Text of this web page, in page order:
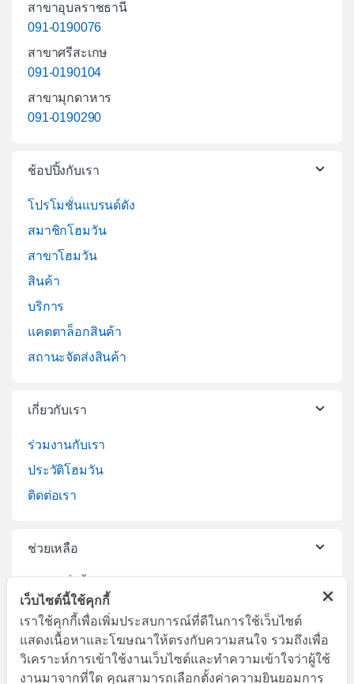
สาขาอุบลราชธานี
091-0190076
สาขาศรีสะเกษ
091-0190104
สาขามุกดาหาร
091-0190290
ช้อปปิ้งกับเรา
โปรโมชั่นแบรนด์ดัง
สมาชิกโฮมวัน
สาขาโฮมวัน
สินค้า
บริการ
แคตตาล็อกสินค้า
สถานะจัดส่งสินค้า
เกี่ยวกับเรา
ร่วมงานกับเรา
ประวัติโฮมวัน
ติดต่อเรา
ช่วยเหลือ
บริการจัดส่งสินค้า
เปลี่ยนคืนสินค้า
เว็บไซต์นี้ใช้คุกกี้
เราใช้คุกกี้เพื่อเพิ่มประสบการณ์ที่ดีในการใช้เว็บไซต์
แสดงเนื้อหาและโฆษณาให้ตรงกับความสนใจ รวมถึงเพื่อ
วิเคราะห์การเข้าใช้งานเว็บไซต์และทำความเข้าใจว่าผู้ใช้
งานมาจากที่ใด คุณสามารถเลือกตั้งค่าความยินยอมการ